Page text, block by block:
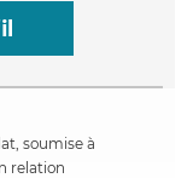
soumise à
relation